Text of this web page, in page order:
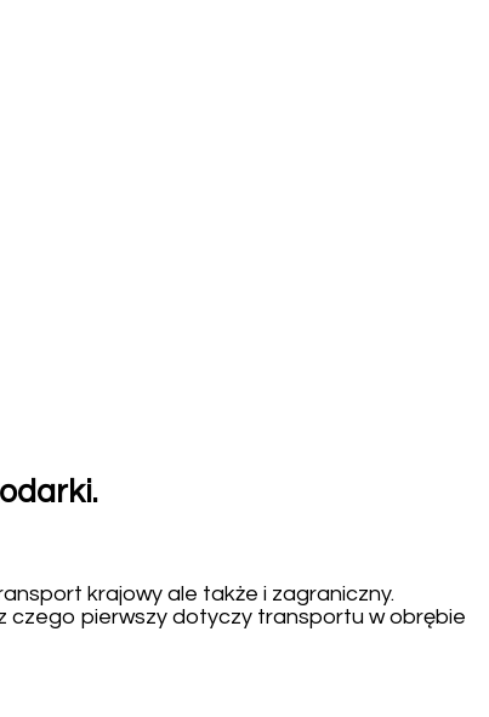
krajowy ale także i zagraniczny.
czego pierwszy dotyczy transportu w obrębie